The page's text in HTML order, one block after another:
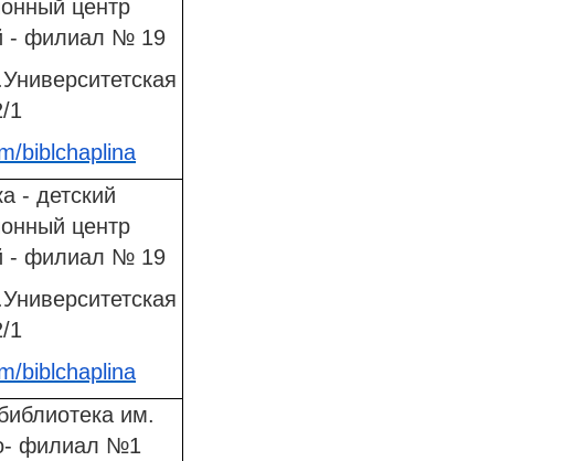
центр
- филиал № 19
1
biblchaplina
- детский
центр
- филиал № 19
1
biblchaplina
им.
филиал №1